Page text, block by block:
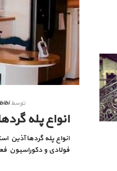
توسط
انواع پله
انواع پله گردها آذین
فولادی و دکوراسیون